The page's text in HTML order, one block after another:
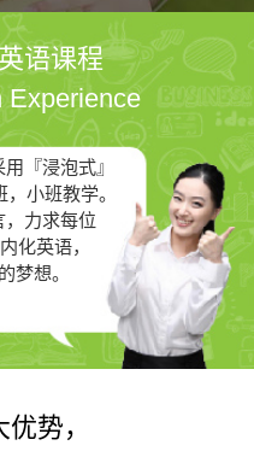
语课程
Experience
『浸泡式』
小班教学。
，力求每位
内化英语，
梦想。
势，